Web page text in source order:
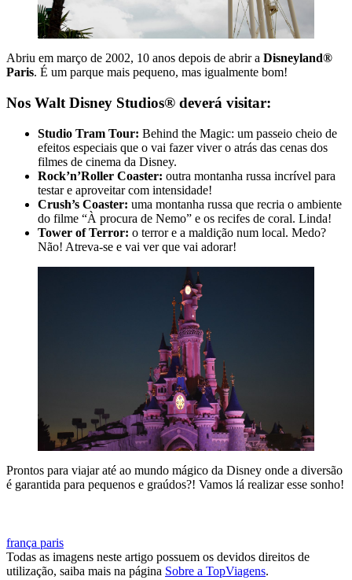
Abriu em março de 2002, 10 anos depois de abrir a Disneyland®
Paris. É um parque mais pequeno, mas igualmente bom!
Nos Walt Disney Studios® deverá visitar:
Studio Tram Tour: Behind the Magic: um passeio cheio de
efeitos especiais que o vai fazer viver o atrás das cenas dos
filmes de cinema da Disney.
Rock’n’Roller Coaster: outra montanha russa incrível para
testar e aproveitar com intensidade!
Crush’s Coaster: uma montanha russa que recria o ambiente
do filme “À procura de Nemo” e os recifes de coral. Linda!
Tower of Terror: o terror e a maldição num local. Medo?
Não! Atreva-se e vai ver que vai adorar!
Prontos para viajar até ao mundo mágico da Disney onde a diversão
é garantida para pequenos e graúdos?! Vamos lá realizar esse sonho!
frança paris
Todas as imagens neste artigo possuem os devidos direitos de
utilização, saiba mais na página Sobre a TopViagens.